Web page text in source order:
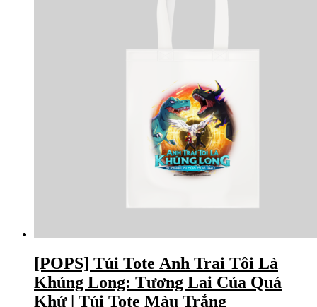
[POPS] Túi Tote Anh Trai Tôi Là
Khủng Long: Tương Lai Của Quá
Khứ | Túi Tote Màu Trắng